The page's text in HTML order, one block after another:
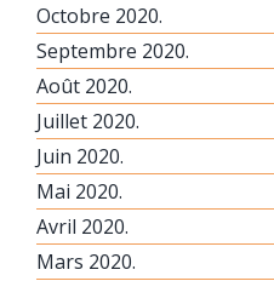
Octobre 2020.
Septembre 2020.
Août 2020.
Juillet 2020.
Juin 2020.
Mai 2020.
Avril 2020.
Mars 2020.